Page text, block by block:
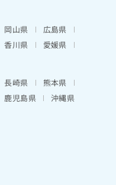
岡山県
広島県
香川県
愛媛県
長崎県
熊本県
鹿児島県 沖縄県